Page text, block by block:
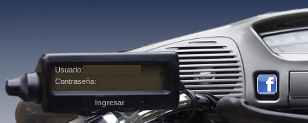
Usuario:
Contraseña: